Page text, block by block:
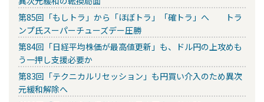
第85回「もしトラ」から「ほぼトラ」「確トラ」へ トラ
ンプ氏スーパーチューズデー圧勝
第84回「日経平均株価が最高値更新」も、ドル円の上攻めも
う一押し支援必要か
第83回「テクニカルリセッション」も円買い介入のため異次
元緩和解除へ